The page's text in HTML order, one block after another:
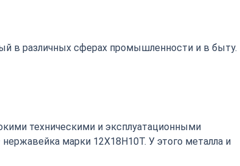
в различных сферах промышленности и в быту.
техническими и эксплуатационными
марки 12Х18Н10Т. У этого металла и